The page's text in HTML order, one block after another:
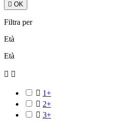
 OK
Filtra per
Età
Età
 
 1+
 2+
 3+